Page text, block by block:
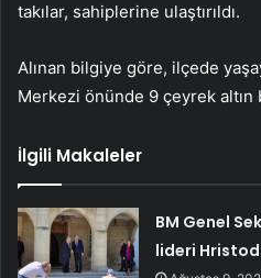
takılar, sahiplerine ulaştırıldı.
Alınan bilgiye göre, ilçede
Merkezi önünde 9 çeyrek altın
İlgili Makaleler
BM Genel
lideri